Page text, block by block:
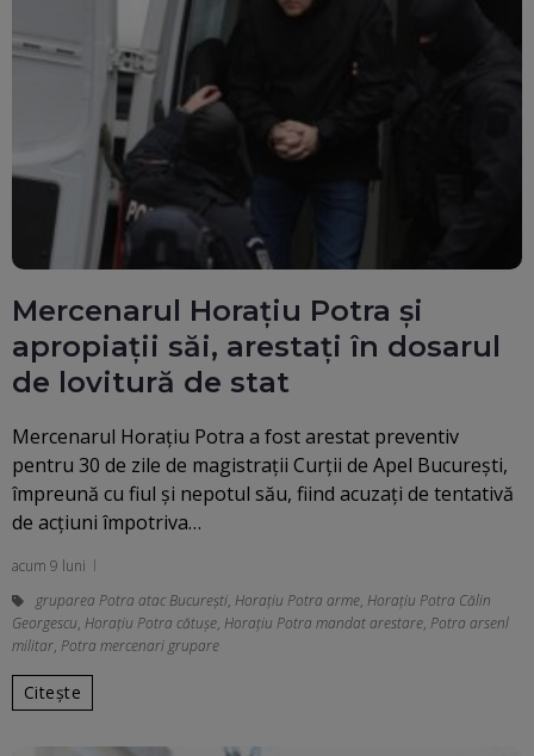
Mercenarul Horațiu Potra și
apropiații săi, arestați în dosarul
de lovitură de stat
Mercenarul Horațiu Potra a fost arestat preventiv
pentru 30 de zile de magistrații Curții de Apel București,
împreună cu fiul și nepotul său, fiind acuzați de tentativă
de acțiuni împotriva…
acum 9 luni
gruparea Potra atac București, Horațiu Potra arme, Horațiu Potra Călin
Georgescu, Horațiu Potra cătușe, Horațiu Potra mandat arestare, Potra arsenl
militar, Potra mercenari grupare
Citește